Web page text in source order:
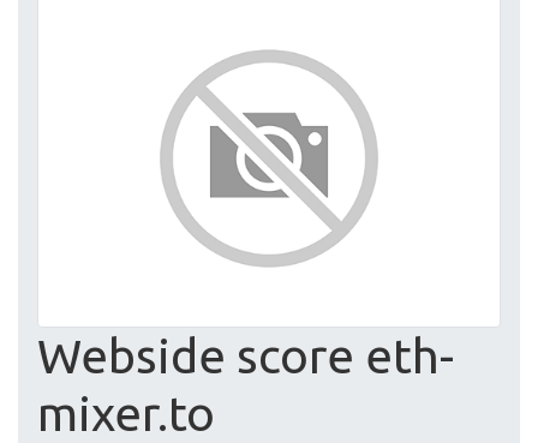
Webside score eth-
mixer.to